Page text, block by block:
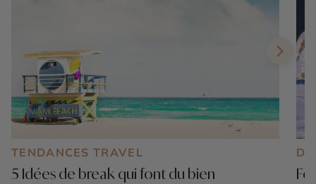
TENDANCES TRAVEL
5 Idées de break qui font du bien